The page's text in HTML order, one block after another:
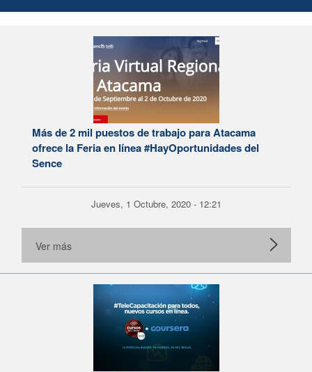
Más de 2 mil puestos de trabajo para Atacama
ofrece la Feria en línea #HayOportunidades del
Sence
Jueves, 1 Octubre, 2020 - 12:21
Ver más